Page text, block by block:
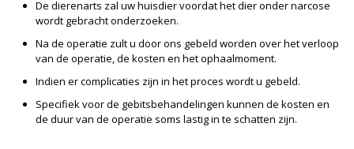
De dierenarts zal uw huisdier voordat het dier onder narcose
wordt gebracht onderzoeken.
Na de operatie zult u door ons gebeld worden over het verloop
van de operatie, de kosten en het ophaalmoment.
Indien er complicaties zijn in het proces wordt u gebeld.
Specifiek voor de gebitsbehandelingen kunnen de kosten en
de duur van de operatie soms lastig in te schatten zijn.